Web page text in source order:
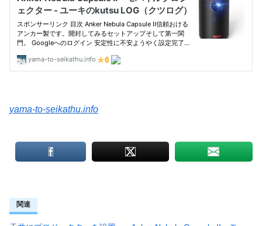
yama-to-seikathu.info
関連